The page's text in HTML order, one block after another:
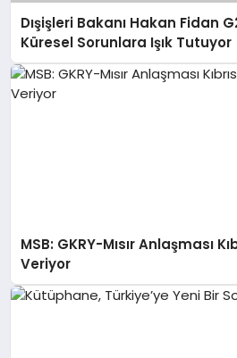
Dışişleri Bakanı Hakan Fidan
Küresel Sorunlara Işık Tutuyor
MSB: GKRY-Mısır Anlaşması
Veriyor